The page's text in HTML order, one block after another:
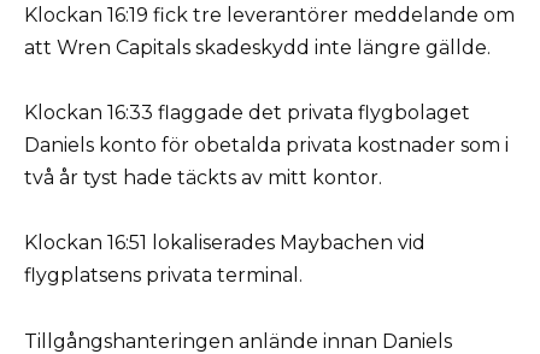
Klockan 16:19 fick tre leverantörer meddelande om
att Wren Capitals skadeskydd inte längre gällde.
Klockan 16:33 flaggade det privata flygbolaget
Daniels konto för obetalda privata kostnader som i
två år tyst hade täckts av mitt kontor.
Klockan 16:51 lokaliserades Maybachen vid
flygplatsens privata terminal.
Tillgångshanteringen anlände innan Daniels